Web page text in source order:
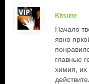
Kitsune
Начало
явно
главные
химия, их